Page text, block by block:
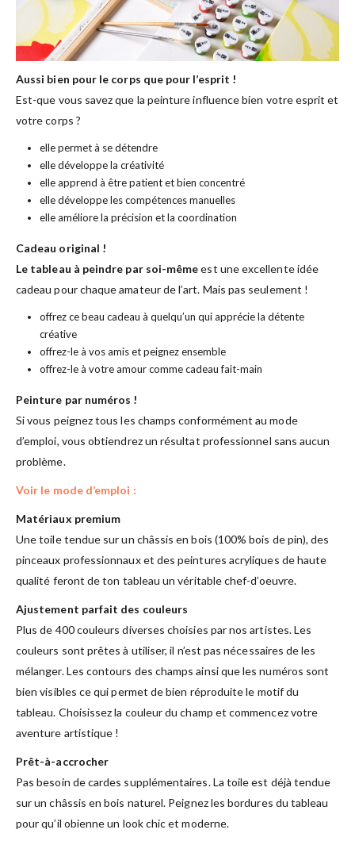
Aussi bien pour le corps que pour l’esprit !
Est-que vous savez que la peinture influence bien votre esprit et
votre corps ?
elle permet à se détendre
elle développe la créativité
elle apprend à être patient et bien concentré
elle développe les compétences manuelles
elle améliore la précision et la coordination
Cadeau original !
Le tableau à peindre par soi-mêmeest une excellente idée
cadeau pour chaque amateur de l’art. Mais pas seulement !
offrez ce beau cadeau à quelqu’un qui apprécie la détente
créative
offrez-le à vos amis et peignez ensemble
offrez-le à votre amour comme cadeau fait-main
Peinture par numéros !
Si vous peignez tous les champs conformément au mode
d’emploi, vous obtiendrez un résultat professionnel sans aucun
problème.
Voir le mode d’emploi :
Matériaux premium
Une toile tendue sur un châssis en bois (100% bois de pin), des
pinceaux professionnaux et des peintures acryliques de haute
qualité feront de ton tableau un véritable chef-d’oeuvre.
Ajustement parfait des couleurs
Plus de 400 couleurs diverses choisies par nos artistes. Les
couleurs sont prêtes à utiliser, il n’est pas nécessaires de les
mélanger. Les contours des champs ainsi que les numéros sont
bien visibles ce qui permet de bien réproduite le motif du
tableau. Choisissez la couleur du champ et commencez votre
aventure artistique !
Prêt-à-accrocher
Pas besoin de cardes supplémentaires. La toile est déjà tendue
sur un châssis en bois naturel. Peignez les bordures du tableau
pour qu’il obienne un look chic et moderne.